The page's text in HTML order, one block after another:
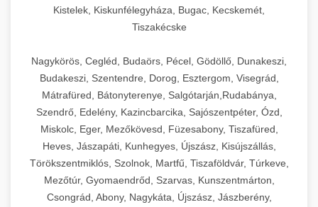
Kistelek, Kiskunfélegyháza, Bugac, Kecskemét,
Tiszakécske
Nagykörös, Cegléd, Budaörs, Pécel, Gödöllő, Dunakeszi,
Budakeszi, Szentendre, Dorog, Esztergom, Visegrád,
Mátrafüred, Bátonyterenye, Salgótarján,Rudabánya,
Szendrő, Edelény, Kazincbarcika, Sajószentpéter, Ózd,
Miskolc, Eger, Mezőkövesd, Füzesabony, Tiszafüred,
Heves, Jászapáti, Kunhegyes, Újszász, Kisújszállás,
Törökszentmiklós, Szolnok, Martfű, Tiszaföldvár, Túrkeve,
Mezőtúr, Gyomaendrőd, Szarvas, Kunszentmárton,
Csongrád, Abony, Nagykáta, Újszász, Jászberény,